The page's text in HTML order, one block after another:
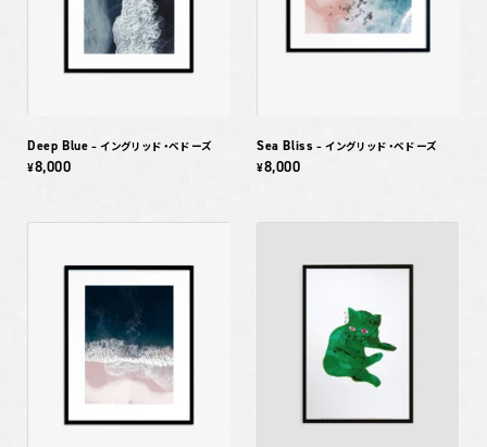
Deep Blue – イングリッド・ベドーズ
¥8,000
Sea Bliss – イングリッド・ベドーズ
¥8,000